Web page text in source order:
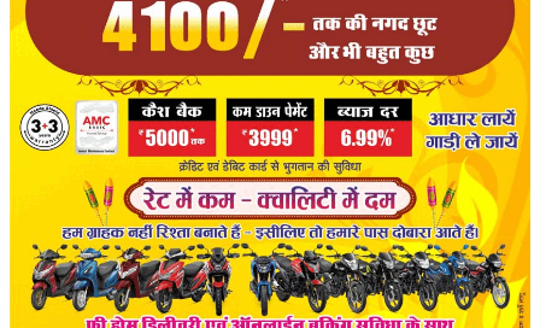
राजनीति
मनोरंजन
मैगज़ीन की लेख
All
मैगज़ीन की लेख